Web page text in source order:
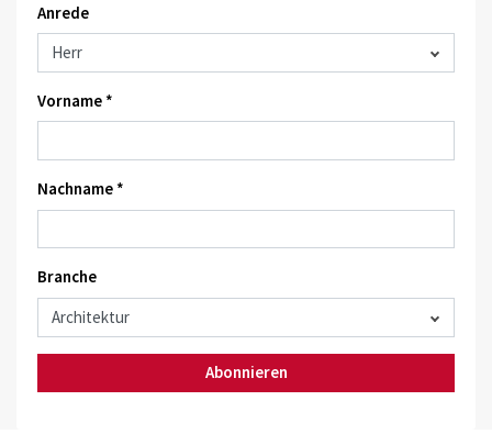
Anrede
Vorname *
Nachname *
Branche
Abonnieren